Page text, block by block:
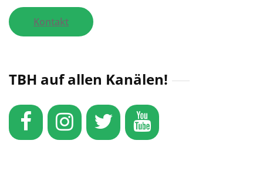
Kontakt
TBH auf allen Kanälen!